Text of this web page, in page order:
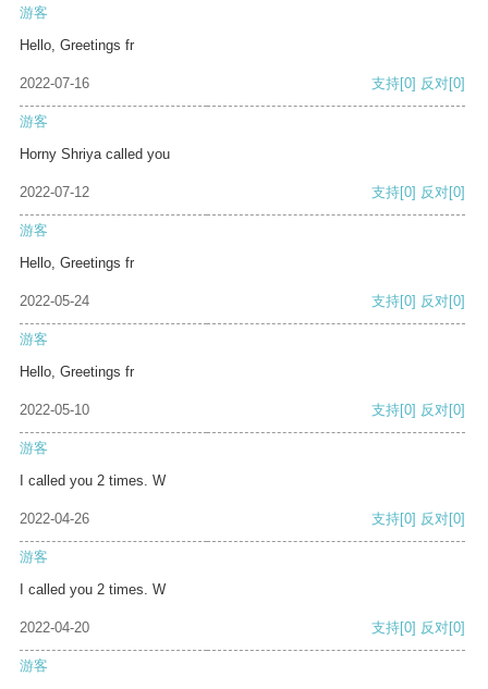
游客
Hello, Greetings fr
2022-07-16 支持[0] 反对[0]
游客
Horny Shriya called you
2022-07-12 支持[0] 反对[0]
游客
Hello, Greetings fr
2022-05-24 支持[0] 反对[0]
游客
Hello, Greetings fr
2022-05-10 支持[0] 反对[0]
游客
I called you 2 times. W
2022-04-26 支持[0] 反对[0]
游客
I called you 2 times. W
2022-04-20 支持[0] 反对[0]
游客